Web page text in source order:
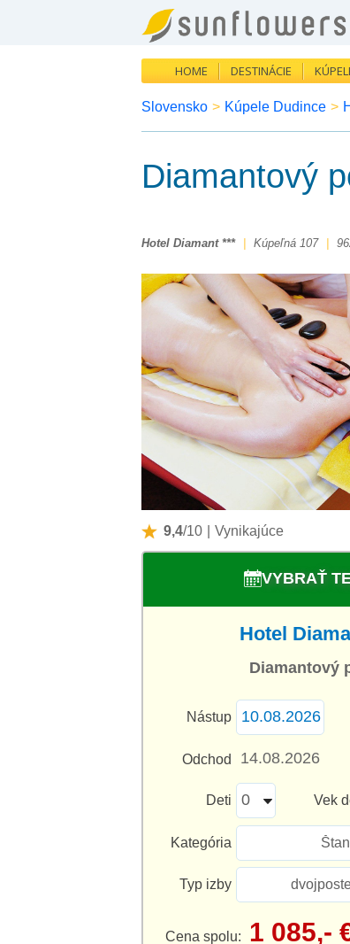
HOME DESTINÁCIE
Slovensko > Kúpele Dudince >
Diamantový
Hotel Diamant *** Kúpeľná 107
9,4/10 Vynikajúce
VYBRAŤ
Hotel
Diamantový
Nástup
Odchod
Deti Vek
Kategória
Typ izby
Cena spolu: 1 085,-